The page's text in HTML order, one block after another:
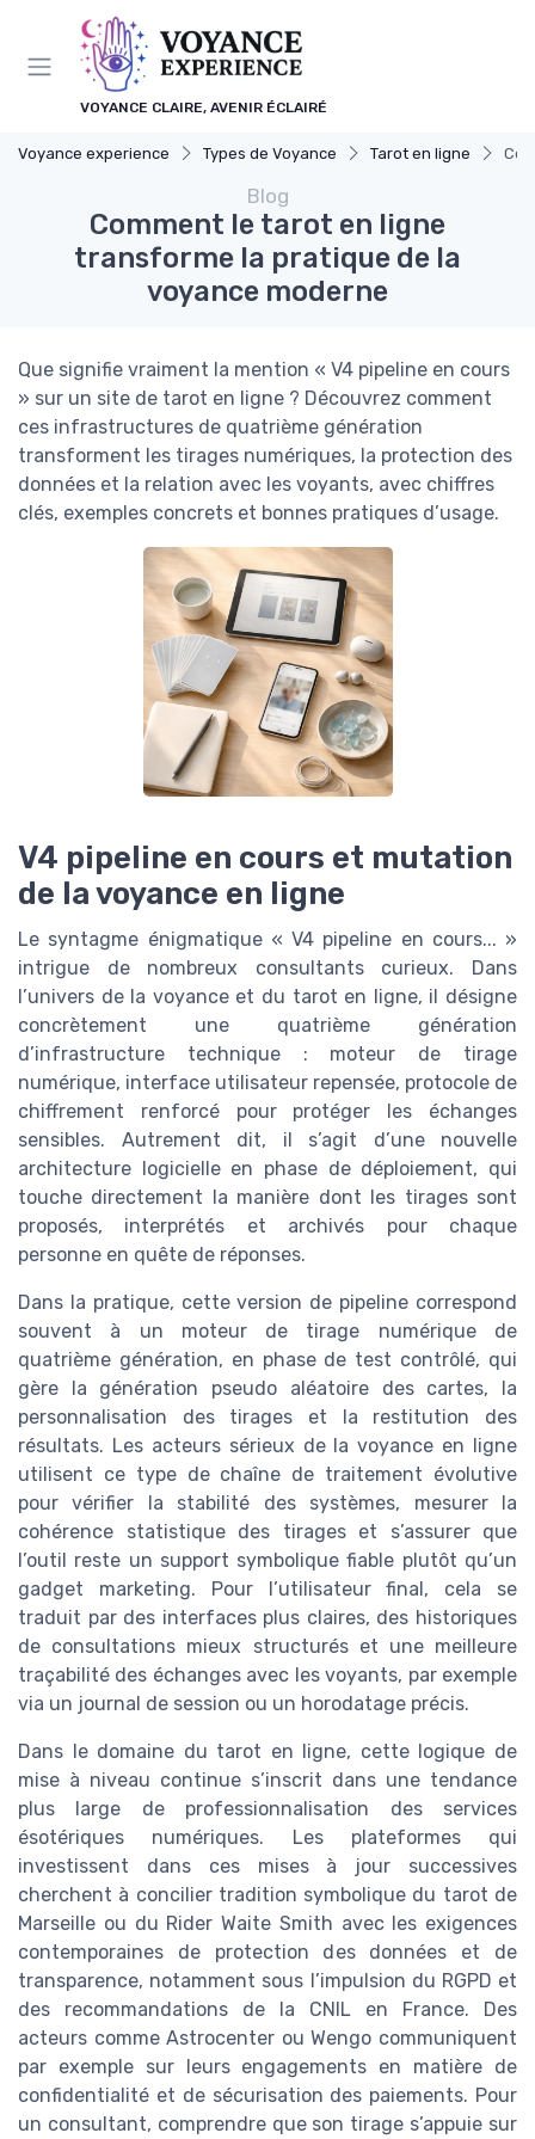
VOYANCE CLAIRE, AVENIR ÉCLAIRÉ
Voyance experience Types de Voyance Tarot en ligne
Blog
Comment le tarot en ligne
transforme la pratique de la
voyance moderne
Que signifie vraiment la mention « V4 pipeline en cours
» sur un site de tarot en ligne ? Découvrez comment
ces infrastructures de quatrième génération
transforment les tirages numériques, la protection des
données et la relation avec les voyants, avec chiffres
clés, exemples concrets et bonnes pratiques d’usage.
V4 pipeline en cours et mutation
de la voyance en ligne
Le syntagme énigmatique « V4 pipeline en cours... »
intrigue de nombreux consultants curieux. Dans
l’univers de la voyance et du tarot en ligne, il désigne
concrètement une quatrième génération
d’infrastructure technique : moteur de tirage
numérique, interface utilisateur repensée, protocole de
chiffrement renforcé pour protéger les échanges
sensibles. Autrement dit, il s’agit d’une nouvelle
architecture logicielle en phase de déploiement, qui
touche directement la manière dont les tirages sont
proposés, interprétés et archivés pour chaque
personne en quête de réponses.
Dans la pratique, cette version de pipeline correspond
souvent à un moteur de tirage numérique de
quatrième génération, en phase de test contrôlé, qui
gère la génération pseudo aléatoire des cartes, la
personnalisation des tirages et la restitution des
résultats. Les acteurs sérieux de la voyance en ligne
utilisent ce type de chaîne de traitement évolutive
pour vérifier la stabilité des systèmes, mesurer la
cohérence statistique des tirages et s’assurer que
l’outil reste un support symbolique fiable plutôt qu’un
gadget marketing. Pour l’utilisateur final, cela se
traduit par des interfaces plus claires, des historiques
de consultations mieux structurés et une meilleure
traçabilité des échanges avec les voyants, par exemple
via un journal de session ou un horodatage précis.
Dans le domaine du tarot en ligne, cette logique de
mise à niveau continue s’inscrit dans une tendance
plus large de professionnalisation des services
ésotériques numériques. Les plateformes qui
investissent dans ces mises à jour successives
cherchent à concilier tradition symbolique du tarot de
Marseille ou du Rider Waite Smith avec les exigences
contemporaines de protection des données et de
transparence, notamment sous l’impulsion du RGPD et
des recommandations de la CNIL en France. Des
acteurs comme Astrocenter ou Wengo communiquent
par exemple sur leurs engagements en matière de
confidentialité et de sécurisation des paiements. Pour
un consultant, comprendre que son tirage s’appuie sur
Panneau de gestion des cookies